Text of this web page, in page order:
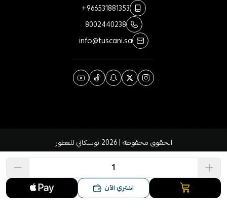
اشتري الآن
+966531881353
8002440238
info@tuscani.sa
الحقوق محفوظة | 2026 توسكاني للعطور